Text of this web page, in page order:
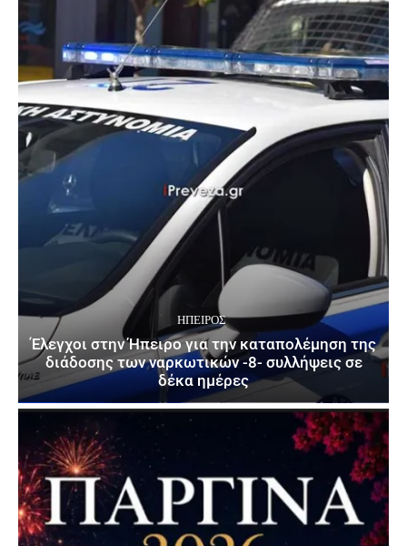
ΉΠΕΙΡΟΣ
Έλεγχοι στην Ήπειρο για την καταπολέμηση της
διάδοσης των ναρκωτικών -8- συλλήψεις σε
δέκα ημέρες